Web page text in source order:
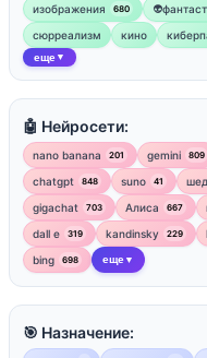
изображения 680
сюрреализм кино
еще ▼
🤖 Нейросети:
nano banana 201 gemini 809
chatgpt 848 suno 41
gigachat 703 Алиса 667
dall e 319 kandinsky 229
bing 698 еще ▼
🎯 Назначение: